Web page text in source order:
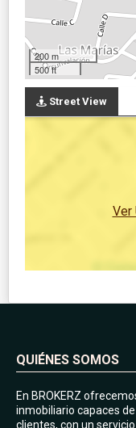
200 m
500 ft
Street View
Ver
QUIÉNES SOMOS
En BROKERZ
inmobiliario capaces
clientes, con un